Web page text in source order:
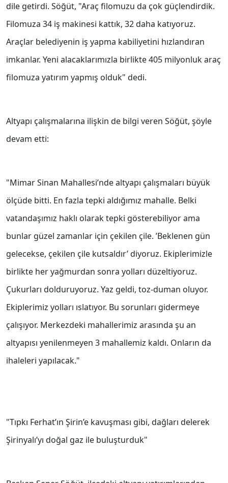
dile getirdi. Söğüt, "Araç filomuzu da çok güçlendirdik.
Filomuza 34 iş makinesi kattık, 32 daha katıyoruz.
Araçlar belediyenin iş yapma kabiliyetini hızlandıran
imkanlar. Yeni alacaklarımızla birlikte 405 milyonluk araç
filomuza yatırım yapmış olduk" dedi.
Altyapı çalışmalarına ilişkin de bilgi veren Söğüt, şöyle
devam etti:
"Mimar Sinan Mahallesi’nde altyapı çalışmaları büyük
ölçüde bitti. En fazla tepki aldığımız mahalle. Belki
vatandaşımız haklı olarak tepki gösterebiliyor ama
bunlar güzel zamanlar için çekilen çile. ’Beklenen gün
gelecekse, çekilen çile kutsaldır’ diyoruz. Ekiplerimizle
birlikte her yağmurdan sonra yolları düzeltiyoruz.
Çukurları dolduruyoruz. Yaz geldi, toz-duman oluyor.
Ekiplerimiz yolları ıslatıyor. Bu sorunları gidermeye
çalışıyor. Merkezdeki mahallerimiz arasında şu an
altyapısı yenilenmeyen 3 mahallemiz kaldı. Onların da
ihaleleri yapılacak."
"Tıpkı Ferhat’ın Şirin’e kavuşması gibi, dağları delerek
Şirinyalı’yı doğal gaz ile buluşturduk"